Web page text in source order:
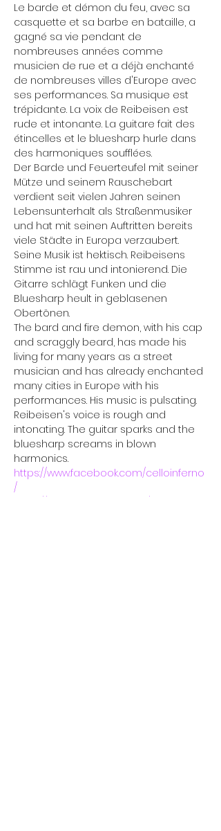
Le barde et démon du feu, avec sa
casquette et sa barbe en bataille, a
gagné sa vie pendant de
nombreuses années comme
musicien de rue et a déjà enchanté
de nombreuses villes d'Europe avec
ses performances. Sa musique est
trépidante. La voix de Reibeisen est
rude et intonante. La guitare fait des
étincelles et le bluesharp hurle dans
des harmoniques soufflées.
Der Barde und Feuerteufel mit seiner
Mütze und seinem Rauschebart
verdient seit vielen Jahren seinen
Lebensunterhalt als Straßenmusiker
und hat mit seinen Auftritten bereits
viele Städte in Europa verzaubert.
Seine Musik ist hektisch. Reibeisens
Stimme ist rau und intonierend. Die
Gitarre schlägt Funken und die
Bluesharp heult in geblasenen
Obertönen.
The bard and fire demon, with his cap
and scraggly beard, has made his
living for many years as a street
musician and has already enchanted
many cities in Europe with his
performances. His music is pulsating.
Reibeisen's voice is rough and
intonating. The guitar sparks and the
bluesharp screams in blown
harmonics.
https://www.facebook.com/celloinferno
/